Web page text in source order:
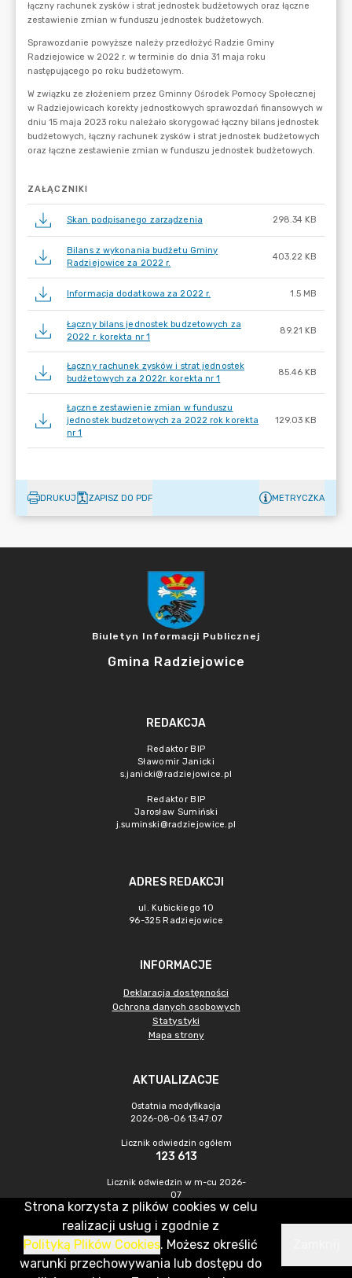
ZAŁĄCZNIKI
Skan podpisanego zarządzenia 298.34 KB
Bilans z wykonania budżetu Gminy
Radziejowice za 2022 r.
403.22 KB
Informacja dodatkowa za 2022 r. 1.5 MB
Łączny bilans jednostek budzetowych za
2022 r. korekta nr 1
89.21 KB
Łączny rachunek zysków i strat jednostek
budżetowych za 2022r. korekta nr 1
85.46 KB
Łączne zestawienie zmian w funduszu
jednostek budzetowych za 2022 rok korekta
nr 1
129.03 KB
DRUKUJ ZAPISZ DO PDF METRYCZKA
Biuletyn Informacji Publicznej
Gmina Radziejowice
REDAKCJA
Redaktor BIP
Sławomir Janicki
s.janicki@radziejowice.pl
Redaktor BIP
Jarosław Sumiński
j.suminski@radziejowice.pl
ADRES REDAKCJI
ul. Kubickiego 10
96-325 Radziejowice
INFORMACJE
Deklaracja dostępności
Ochrona danych osobowych
Statystyki
Mapa strony
AKTUALIZACJE
Ostatnia modyfikacja
2026-08-06 13:47:07
Licznik odwiedzin ogółem
123 613
Licznik odwiedzin w m-cu 2026-
07
273
CMS & Hosting: Nefeni Sp. z o.o.
Strona korzysta z plików cookies w celu
realizacji usług i zgodnie z
Polityką Plików Cookies. Możesz określić
warunki przechowywania lub dostępu do